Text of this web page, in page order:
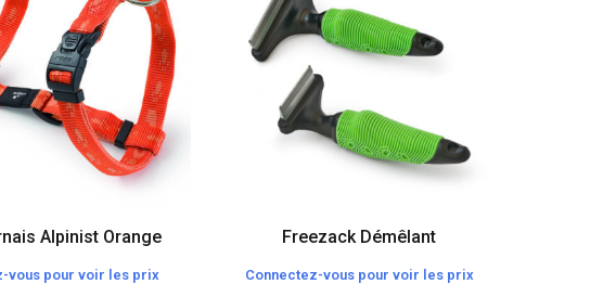
Alpinist Orange
vous pour voir les prix
Freezack Démêlant
Connectez-vous pour voir les prix